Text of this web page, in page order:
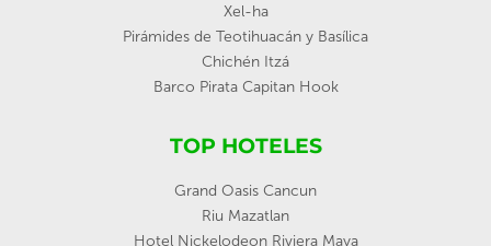
Xel-ha
Pirámides de Teotihuacán y Basílica
Chichén Itzá
Barco Pirata Capitan Hook
TOP HOTELES
Grand Oasis Cancun
Riu Mazatlan
Hotel Nickelodeon Riviera Maya